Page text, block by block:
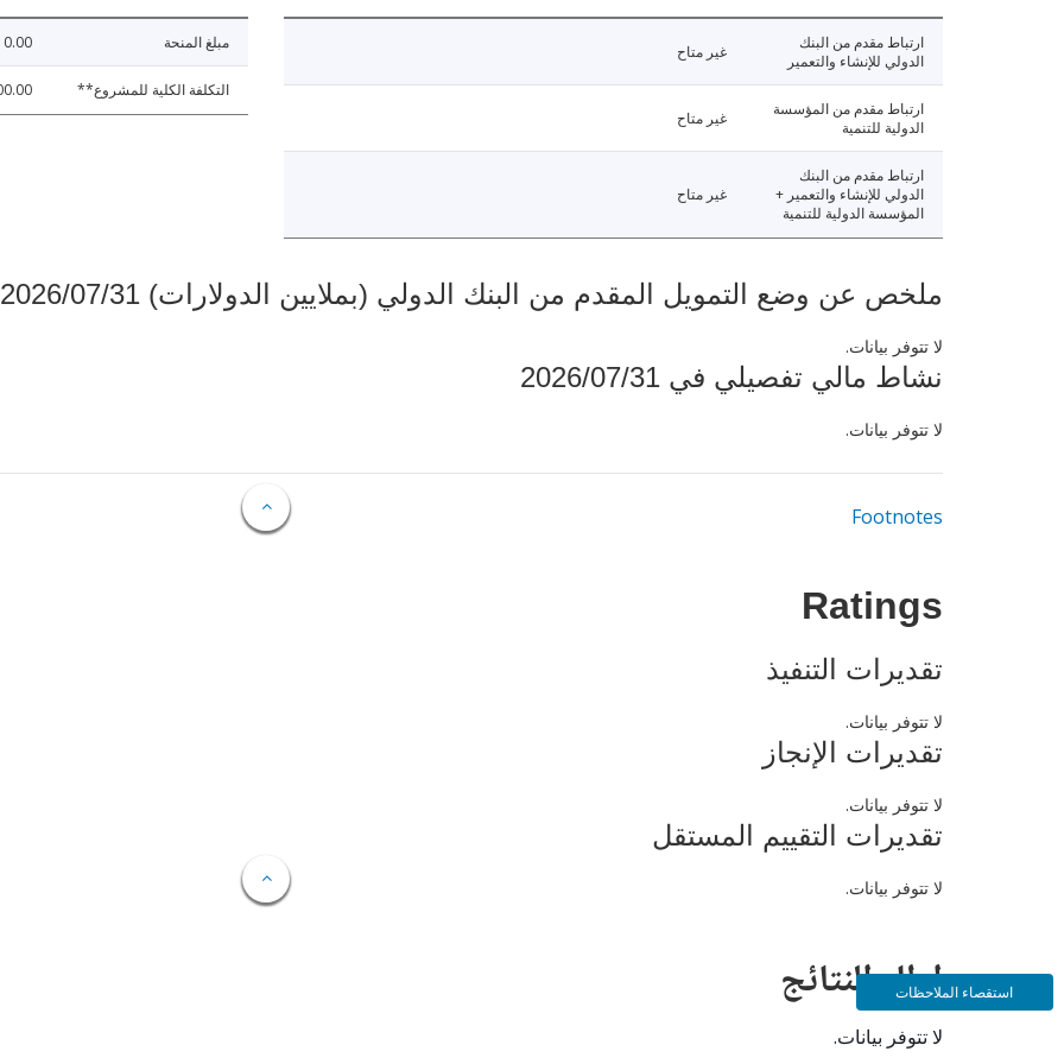
ارتباط مقدم من البنك
الدولي للإنشاء والتعمير
غير متاح
ارتباط مقدم من المؤسسة
الدولية للتنمية
غير متاح
ارتباط مقدم من البنك
الدولي للإنشاء والتعمير +
المؤسسة الدولية للتنمية
غير متاح
مبلغ المنحة
التكلفة الكلية للمشروع**
ملخص عن وضع التمويل المقدم من البنك الدولي (بملايين الدولارات) 2026/07/31
لا تتوفر بيانات.
نشاط مالي تفصيلي في 2026/07/31
لا تتوفر بيانات.
Footnotes
Ratings
تقديرات التنفيذ
لا تتوفر بيانات.
تقديرات الإنجاز
لا تتوفر بيانات.
تقديرات التقييم المستقل
لا تتوفر بيانات.
إطار النتائج
لا تتوفر بيانات.
استقصاء الملاحظات